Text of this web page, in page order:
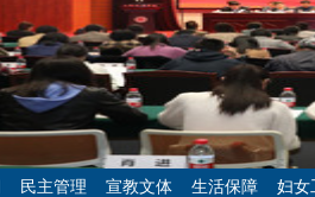
民主管理 宣教文体 生活保障 妇女